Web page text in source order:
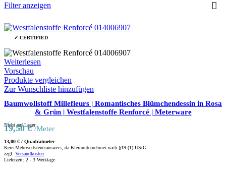
Filter anzeigen
✓ CERTIFIED
Weiterlesen
Vorschau
Produkte vergleichen
Zur Wunschliste hinzufügen
Baumwollstoff Millefleurs | Romantisches Blümchendessin in Rosa
& Grün | Westfalenstoffe Renforcé | Meterware
Nicht auf Lager
19,50€ /Meter
13,00 € / Quadratmeter
Kein Mehrwertsteuerausweis, da Kleinunternehmer nach §19 (1) UStG.
zzgl. Versandkosten
Lieferzeit: 2 - 3 Werktage